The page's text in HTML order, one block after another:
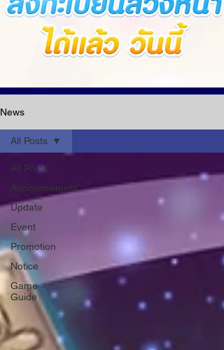
News
All Posts
Announcement
Update
Event
Promotion
Notice
Game
Guide
All Posts